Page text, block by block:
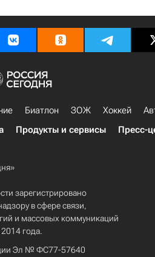
Биатлон ЗОЖ Хоккей
Продукты и сервисы Пресс-
зарегистрировано
в сфере связи,
и массовых коммуникаций
года.
Эл № ФС77-57640